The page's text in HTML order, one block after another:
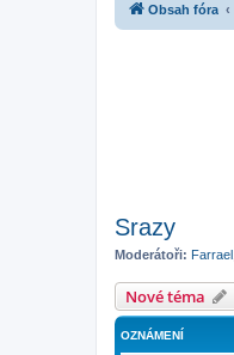
Obsah fóra
Srazy
Moderátoři: Farrael
Nové téma
OZNÁMENÍ